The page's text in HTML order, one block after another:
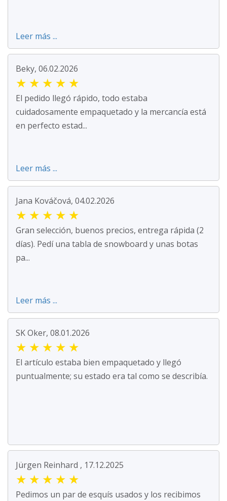
Leer más ...
Beky, 06.02.2026
★ ★ ★ ★ ★
El pedido llegó rápido, todo estaba
cuidadosamente empaquetado y la mercancía está
en perfecto estad...
Leer más ...
Jana Kováčová, 04.02.2026
★ ★ ★ ★ ★
Gran selección, buenos precios, entrega rápida (2
días). Pedí una tabla de snowboard y unas botas
pa...
Leer más ...
SK Oker, 08.01.2026
★ ★ ★ ★ ★
El artículo estaba bien empaquetado y llegó
puntualmente; su estado era tal como se describía.
Jürgen Reinhard , 17.12.2025
★ ★ ★ ★ ★
Pedimos un par de esquís usados y los recibimos